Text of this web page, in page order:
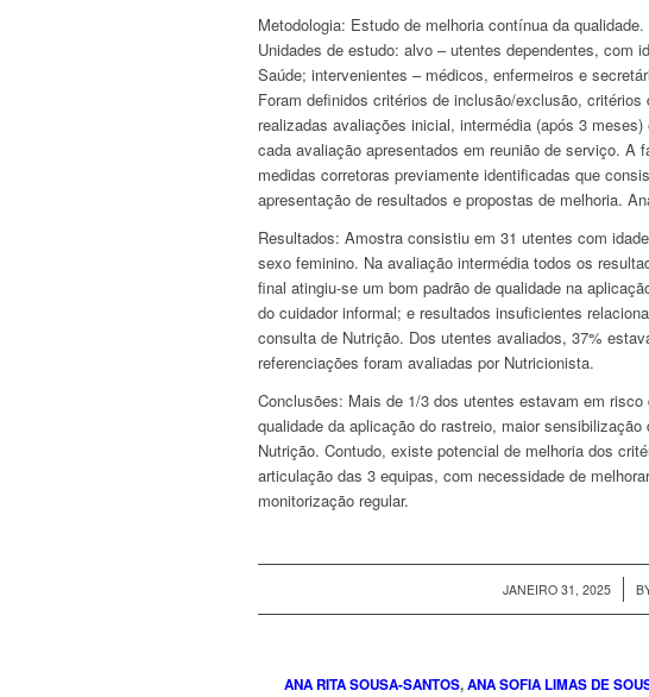
Metodologia: Estudo de melhoria contínua da
Unidades de estudo: alvo – utentes dependentes, com
Saúde; intervenientes – médicos, enfermeiros e
Foram definidos critérios de inclusão/exclusão,
realizadas avaliações inicial, intermédia (após 3
cada avaliação apresentados em reunião de serviço. A
medidas corretoras previamente identificadas que
apresentação de resultados e propostas de melhoria.
Resultados: Amostra consistiu em 31 utentes com
sexo feminino. Na avaliação intermédia todos os
final atingiu-se um bom padrão de qualidade na
do cuidador informal; e resultados insuficientes
consulta de Nutrição. Dos utentes avaliados, 37%
referenciações foram avaliadas por Nutricionista.
Conclusões: Mais de 1/3 dos utentes estavam em
qualidade da aplicação do rastreio, maior
Nutrição. Contudo, existe potencial de melhoria dos
articulação das 3 equipas, com necessidade de
monitorização regular.
JANEIRO 31, 2025
/
ANA RITA SOUSA-SANTOS,ANA SOFIA LIMAS DE